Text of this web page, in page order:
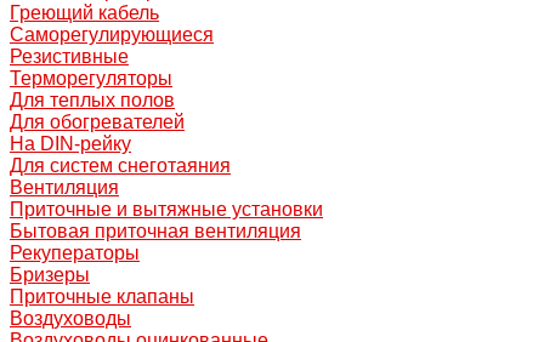
Греющий кабель
Саморегулирующиеся
Резистивные
Терморегуляторы
Для теплых полов
Для обогревателей
На DIN-рейку
Для систем снеготаяния
Вентиляция
Приточные и вытяжные установки
Бытовая приточная вентиляция
Рекуператоры
Бризеры
Приточные клапаны
Воздуховоды